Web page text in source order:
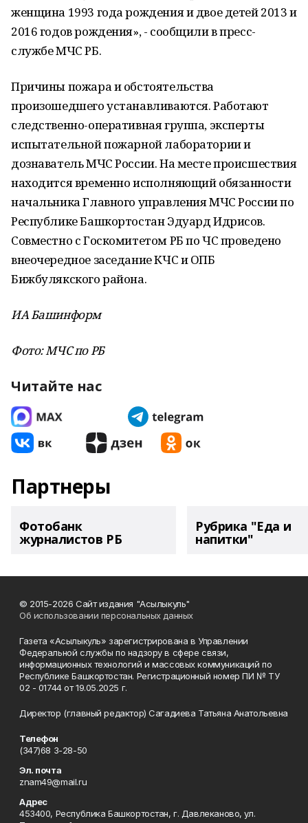
женщина 1993 года рождения и двое детей 2013 и
2016 годов рождения», - сообщили в пресс-
службе МЧС РБ.
Причины пожара и обстоятельства
произошедшего устанавливаются. Работают
следственно-оперативная группа, эксперты
испытательной пожарной лаборатории и
дознаватель МЧС России. На месте происшествия
находится временно исполняющий обязанности
начальника Главного управления МЧС России по
Республике Башкортостан Эдуард Идрисов.
Совместно с Госкомитетом РБ по ЧС проведено
внеочередное заседание КЧС и ОПБ
Бижбулякского района.
ИА Башинформ
Фото: МЧС по РБ
Читайте нас
Партнеры
Фотобанк
журналистов РБ
Рубрика "Еда и
напитки"
© 2015-2026 Сайт издания "Асылыкуль"
Об использовании персональных данных
Газета «Асылыкуль» зарегистрирована в Управлении
Федеральной службы по надзору в сфере связи,
информационных технологий и массовых коммуникаций по
Республике Башкортостан. Регистрационный номер ПИ № ТУ
02 - 01744 от 19.05.2025 г.
Директор (главный редактор) Сагадиева Татьяна Анатольевна
Телефон
(347)68 3-28-50
Эл. почта
znam49@mail.ru
Адрес
453400, Республика Башкортостан, г. Давлеканово, ул.